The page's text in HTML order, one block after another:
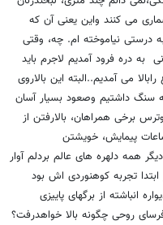
می کنند واین یعنی آن که
درستی نیاموخته ام. چه، وقتی
به دره فرود آمدیم لاجرم باید
می آمدیم..البته این بالاروی
سنگ داشتیم وصعود بسیار آسان
برخی همراهان، بالارفتن از
پیمایش، خویشتن
همه دلهره های عالم بردلم آوار
تجربه کوهنوردی اش بود
انباشته از برگهای پاییزی
روحی چگونه بالا خواهدرفت؟